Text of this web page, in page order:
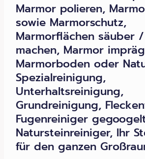
Marmor polieren,
sowie Marmorschutz,
Marmorflächen säuber
machen, Marmor
Marmorboden oder
Spezialreinigung,
Unterhaltsreinigung,
Grundreinigung,
Fugenreiniger
Natursteinreiniger, Ihr
für den ganzen